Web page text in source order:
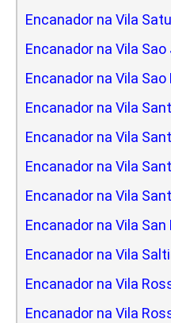
Encanador na Vila
Encanador na Vila Sao
Encanador na Vila Sao
Encanador na Vila
Encanador na Vila
Encanador na Vila
Encanador na Vila
Encanador na Vila
Encanador na Vila
Encanador na Vila
Encanador na Vila